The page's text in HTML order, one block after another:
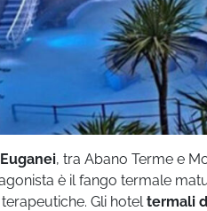
, tra Abano Terme e
è il fango termale
Gli hotel termali